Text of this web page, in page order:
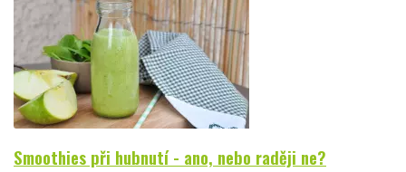
Smoothies při hubnutí - ano, nebo raději ne?